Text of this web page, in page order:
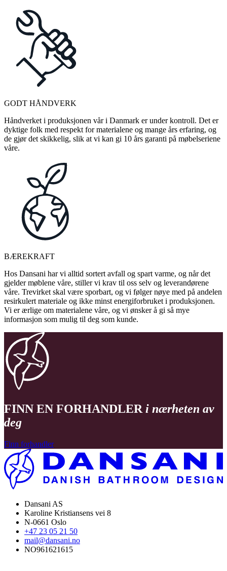
GODT HÅNDVERK
Håndverket i produksjonen vår i Danmark er under kontroll. Det er
dyktige folk med respekt for materialene og mange års erfaring, og
de gjør det skikkelig, slik at vi kan gi 10 års garanti på møbelseriene
våre.
BÆREKRAFT
Hos Dansani har vi alltid sortert avfall og spart varme, og når det
gjelder møblene våre, stiller vi krav til oss selv og leverandørene
våre. Trevirket skal være sporbart, og vi følger nøye med på andelen
resirkulert materiale og ikke minst energiforbruket i produksjonen.
Vi er ærlige om materialene våre, og vi ønsker å gi så mye
informasjon som mulig til deg som kunde.
FINN EN FORHANDLER i nærheten av
deg
Finn forhandler
Dansani AS
Karoline Kristiansens vei 8
N-0661 Oslo
+47 23 05 21 50
mail@dansani.no
NO961621615